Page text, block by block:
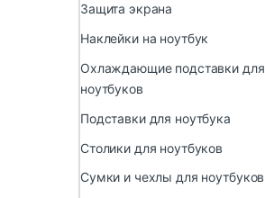
Защита экрана
Наклейки на ноутбук
Охлаждающие подставки для
ноутбуков
Подставки для ноутбука
Столики для ноутбуков
Сумки и чехлы для ноутбуков